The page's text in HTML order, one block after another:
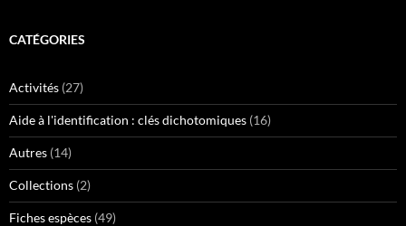
CATÉGORIES
Activités (27)
Aide à l'identification : clés dichotomiques (16)
Autres (14)
Collections (2)
Fiches espèces (49)